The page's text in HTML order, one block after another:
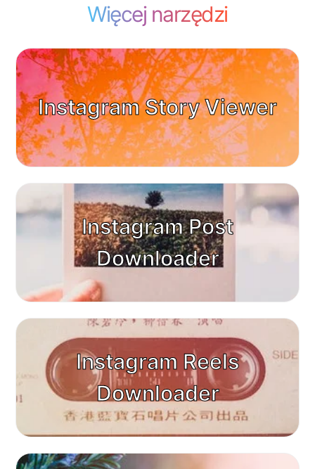
Więcej narzędzi
Instagram Story Viewer
Instagram Post
Downloader
Instagram Reels
Downloader